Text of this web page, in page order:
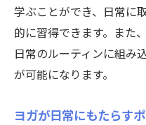
学ぶことができ、日常に
的に習得できます。また
日常のルーティンに組み
が可能になります。
ヨガが日常にもたらす